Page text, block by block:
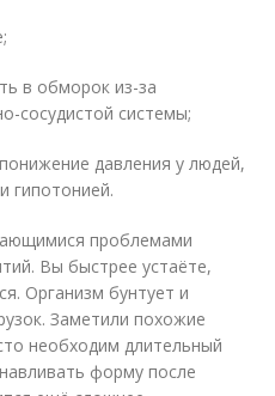
из-за
сосудистой системы;
давления у людей,
гипотонией.
проблемами
Вы быстрее устаёте,
Организм бунтует и
Заметили похожие
необходим длительный
форму после